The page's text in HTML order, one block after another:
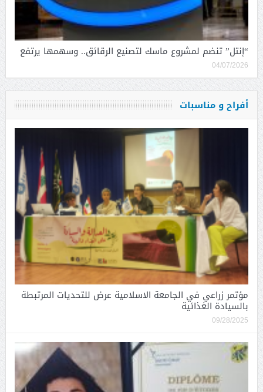
“إنتل” تنضم لمشروع ماسك لتصنيع الرقائق.. وسهمها يرتفع
04/07/2026
أفراح و مناسبات
مؤتمر زراعي في الجامعة الاسلامية عرض للتحديات المرتبطة
بالسيادة الغذائية
09/28/2025